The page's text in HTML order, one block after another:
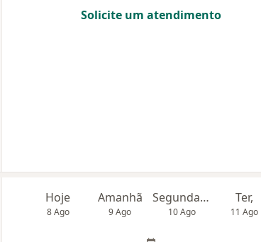
Solicite um atendimento
Hoje
8 Ago
Amanhã
9 Ago
Segunda-feira
10 Ago
Ter,
11 Ago